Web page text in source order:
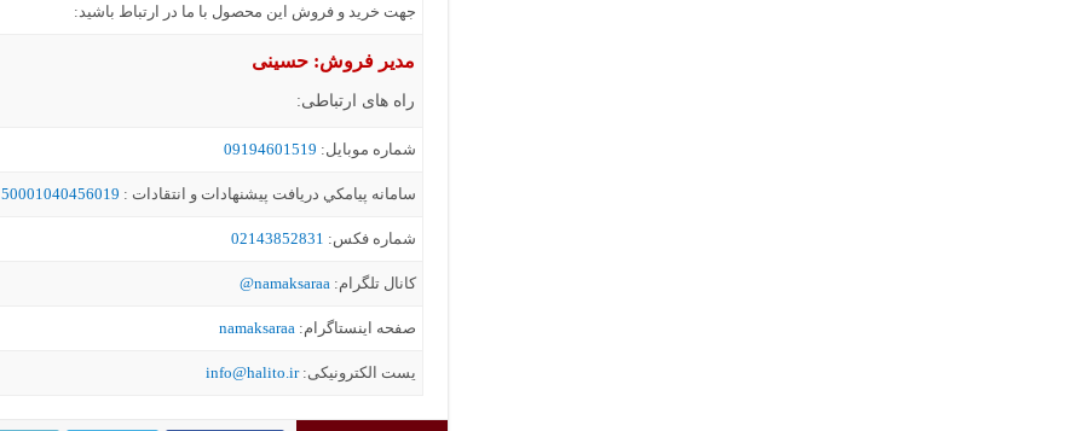
جهت خرید و فروش این محصول با ما در ارتباط باشید:
مدیر فروش: حسینی
راه های ارتباطی:
شماره موبايل: 09194601519
سامانه پيامکي دریافت پیشنهادات و انتقادات : 50001040456019
شماره فکس: 02143852831
کانال تلگرام: namaksaraa@
صفحه اینستاگرام: namaksaraa
یست الکترونیکی:info@halito.ir